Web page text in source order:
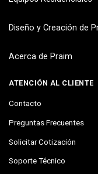
Diseño y Creación de
Acerca de Praim
ATENCIÓN AL CLIENTE
Contacto
Preguntas Frecuentes
Solicitar Cotización
Soporte Técnico